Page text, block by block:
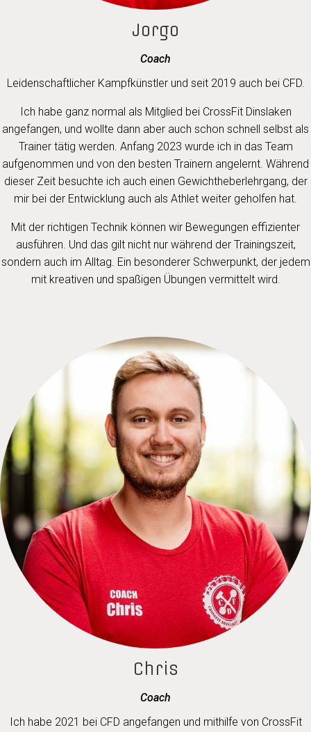
Jorgo
Coach
Leidenschaftlicher Kampfkünstler und seit 2019 auch bei CFD.
Ich habe ganz normal als Mitglied bei CrossFit Dinslaken
angefangen, und wollte dann aber auch schon schnell selbst als
Trainer tätig werden. Anfang 2023 wurde ich in das Team
aufgenommen und von den besten Trainern angelernt. Während
dieser Zeit besuchte ich auch einen Gewichtheberlehrgang, der
mir bei der Entwicklung auch als Athlet weiter geholfen hat.
Mit der richtigen Technik können wir Bewegungen effizienter
ausführen. Und das gilt nicht nur während der Trainingszeit,
sondern auch im Alltag. Ein besonderer Schwerpunkt, der jedem
mit kreativen und spaßigen Übungen vermittelt wird.
Chris
Coach
Ich habe 2021 bei CFD angefangen und mithilfe von CrossFit